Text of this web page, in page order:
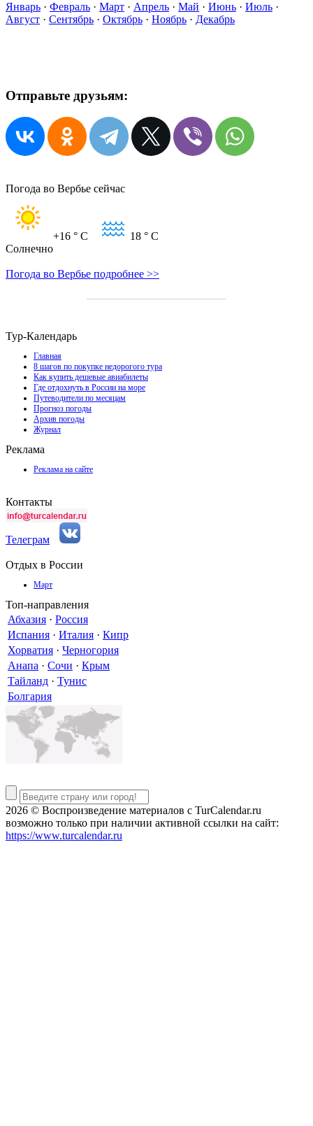
Январь · Февраль · Март · Апрель · Май · Июнь · Июль ·
Август · Сентябрь · Октябрь · Ноябрь · Декабрь
Отправьте друзьям:
Погода во Вербье сейчас
+16 ° C 18 ° C
Солнечно
Погода во Вербье подробнее >>
Тур-Календарь
Главная
8 шагов по покупке недорогого тура
Как купить дешевые авиабилеты
Где отдохнуть в России на море
Путеводители по месяцам
Прогноз погоды
Архив погоды
Журнал
Реклама
Реклама на сайте
Контакты
Телеграм
Отдых в России
Март
Топ-направления
Абхазия · Россия
Испания · Италия · Кипр
Хорватия · Черногория
Анапа · Сочи · Крым
Тайланд · Тунис
Болгария
2026 © Воспроизведение материалов c TurCalendar.ru
возможно только при наличии активной ссылки на сайт:
https://www.turcalendar.ru